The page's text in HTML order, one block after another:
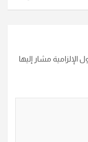
الإلزامية مشار إليها